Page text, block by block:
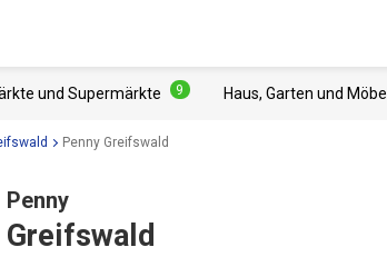
und Supermärkte 9 Haus, Garten und Möbel
Penny Greifswald
Penny
Greifswald